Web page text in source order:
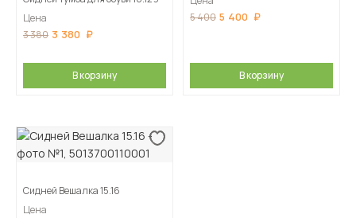
Цена
3 380 3 380
В корзину
5 400 5 400
В корзину
Сидней Вешалка 15.16
Цена